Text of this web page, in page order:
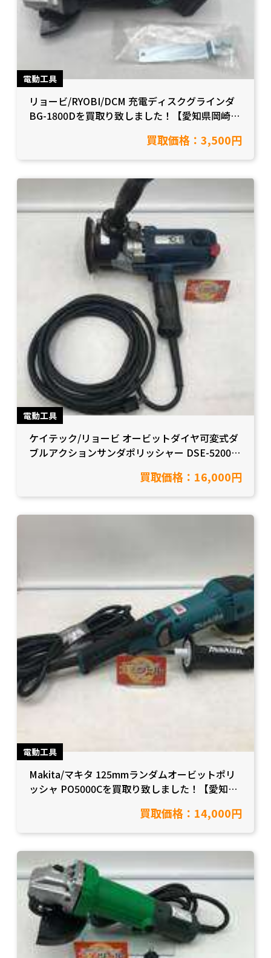
電動工具
リョービ/RYOBI/DCM 充電ディスクグラインダ
BG-1800Dを買取り致しました！【愛知県岡崎
買取価格：3,500円
電動工具
ケイテック/リョービ オービットダイヤ可変式ダ
ブルアクションサンダポリッシャー DSE-5200
買取価格：16,000円
電動工具
Makita/マキタ 125mmランダムオービットポリ
ッシャ PO5000Cを買取り致しました！【愛知県
買取価格：14,000円